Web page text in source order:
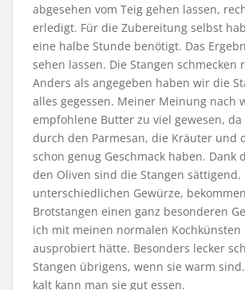
abgesehen vom Teig gehen lassen,
erledigt. Für die Zubereitung selbst
eine halbe Stunde benötigt. Das
sehen lassen. Die Stangen schmecken
Anders als angegeben haben wir die
alles gegessen. Meiner Meinung nach
empfohlene Butter zu viel gewesen, da
durch den Parmesan, die Kräuter und
schon genug Geschmack haben. Dank
den Oliven sind die Stangen sättigend.
unterschiedlichen Gewürze,
Brotstangen einen ganz besonderen
ich mit meinen normalen Kochkünsten
ausprobiert hätte. Besonders lecker
Stangen übrigens, wenn sie warm
kalt kann man sie gut essen.